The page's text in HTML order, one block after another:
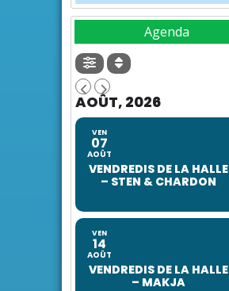
Agenda
AOÛT, 2026
VEN
07
AOÛT
VENDREDIS DE LA HALLE
– STEN & CHARDON
VEN
14
AOÛT
VENDREDIS DE LA HALLE
– MAKJA